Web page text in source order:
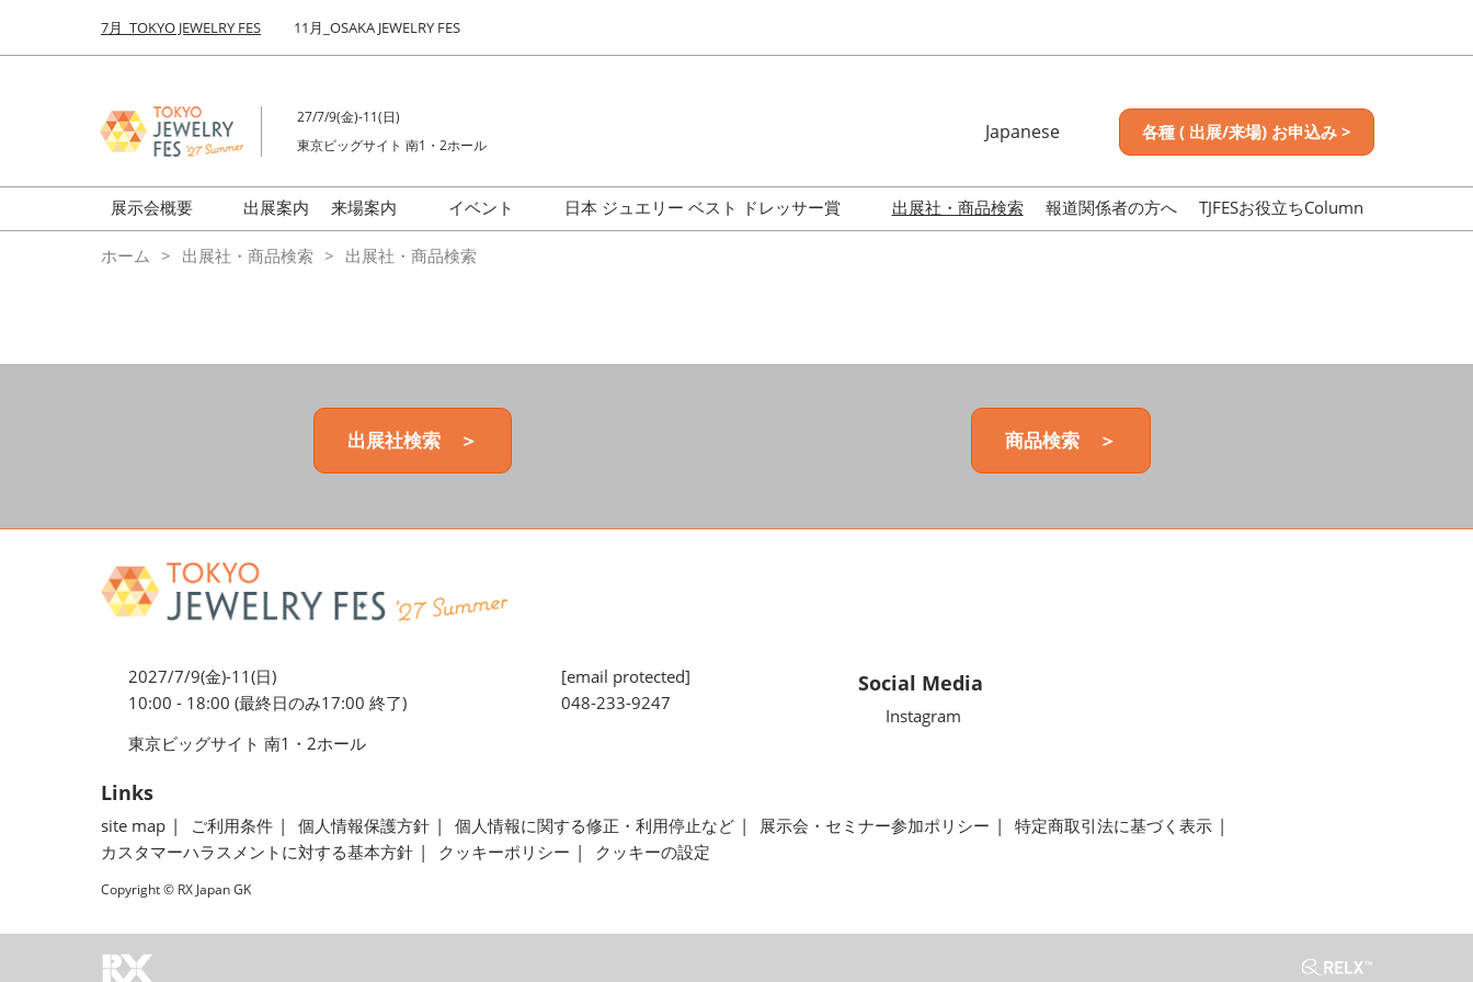
キ
し
て
む
to
7月_TOKYO JEWELRY FES 11月_OSAKA JEWELRY FES
27/7/9(金)-11(日)
東京ビッグサイト 南1・2ホール
Japanese
English
各種 ( 出展/来場) お申込み >
展示会概要
前回来場者数
ミネラル&ストーンFES
出展案内
来場案内
会場の様子
イベント
日本 ジュエリー ベスト ドレッサー賞
出展社・商品検索 報道関係者の方へ TJFESお役立ちColumn
ホーム 出展社・商品検索 出展社・商品検索
出展社検索 ＞ 商品検索 ＞
2027/7/9(金)-11(日)
10:00 - 18:00 (最終日のみ17:00 終了)
東京ビッグサイト 南1・2ホール
[email protected]
048-233-9247
Social Media
Instagram
Links
site map ご利用条件 個人情報保護方針 個人情報に関する修正・利用停止など 展示会・セミナー参加ポリシー
特定商取引法に基づく表示
カスタマーハラスメントに対する基本方針
クッキーポリシー クッキーの設定
Copyright © RX Japan GK